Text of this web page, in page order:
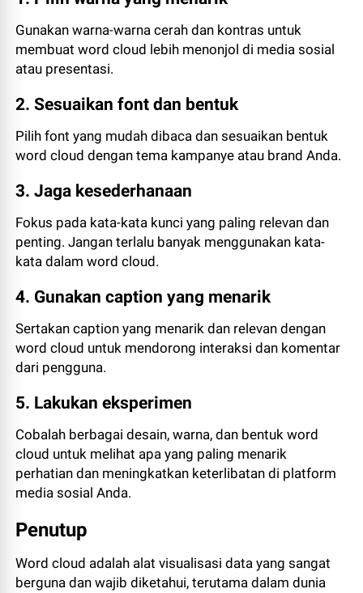
Gunakan warna-warna cerah dan kontras untuk
membuat word cloud lebih menonjol di media sosial
atau presentasi.
2. Sesuaikan font dan bentuk
Pilih font yang mudah dibaca dan sesuaikan bentuk
word cloud dengan tema kampanye atau brand Anda.
3. Jaga kesederhanaan
Fokus pada kata-kata kunci yang paling relevan dan
penting. Jangan terlalu banyak menggunakan kata-
kata dalam word cloud.
4. Gunakan caption yang menarik
Sertakan caption yang menarik dan relevan dengan
word cloud untuk mendorong interaksi dan komentar
dari pengguna.
5. Lakukan eksperimen
Cobalah berbagai desain, warna, dan bentuk word
cloud untuk melihat apa yang paling menarik
perhatian dan meningkatkan keterlibatan di platform
media sosial Anda.
Penutup
Word cloud adalah alat visualisasi data yang sangat
berguna dan wajib diketahui, terutama dalam dunia